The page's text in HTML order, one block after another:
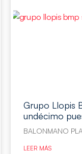
Grupo Llopis
undécimo
BALONMANO
LEER MÁS